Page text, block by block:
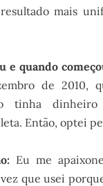
mais
e quando
de 2010,
tinha
Então, optei
Eu me
que usei